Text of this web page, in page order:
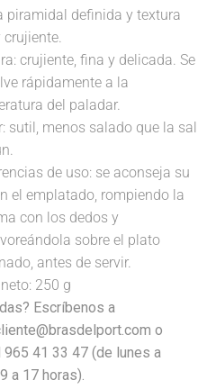
piramidal definida y textura
crujiente.
crujiente, fina y delicada. Se
rápidamente a la
del paladar.
sutil, menos salado que la sal
de uso: se aconseja su
el emplatado, rompiendo la
con los dedos y
sobre el plato
antes de servir.
250 g
Escríbenos a
o
965 41 33 47 (de lunes a
a 17 horas).